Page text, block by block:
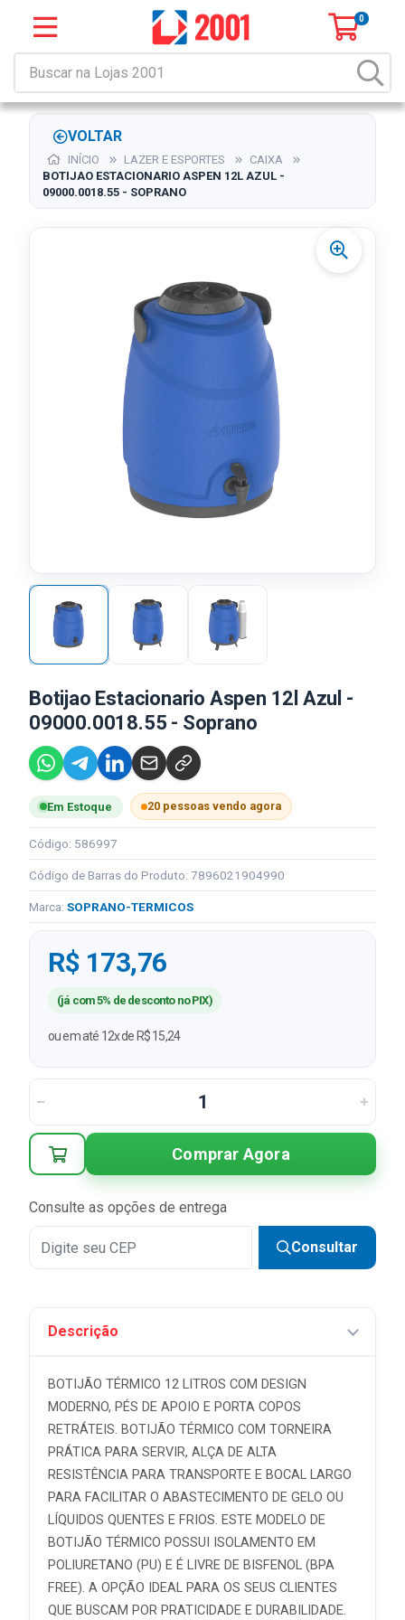
0
VOLTAR
INÍCIO LAZER E ESPORTES
CAIXA
BOTIJAO ESTACIONARIO ASPEN 12L AZUL -
09000.0018.55 - SOPRANO
Botijao Estacionario Aspen 12l Azul -
09000.0018.55 - Soprano
Em Estoque 20 pessoas vendo agora
Código: 586997
Código de Barras do Produto: 7896021904990
Marca: SOPRANO-TERMICOS
R$ 173,76
(já com 5% de desconto no PIX)
ou em até 12x de R$ 15,24
Comprar Agora
Consulte as opções de entrega
Consultar
Descrição
BOTIJÃO TÉRMICO 12 LITROS COM DESIGN
MODERNO, PÉS DE APOIO E PORTA COPOS
RETRÁTEIS. BOTIJÃO TÉRMICO COM TORNEIRA
PRÁTICA PARA SERVIR, ALÇA DE ALTA
RESISTÊNCIA PARA TRANSPORTE E BOCAL LARGO
PARA FACILITAR O ABASTECIMENTO DE GELO OU
LÍQUIDOS QUENTES E FRIOS. ESTE MODELO DE
BOTIJÃO TÉRMICO POSSUI ISOLAMENTO EM
POLIURETANO (PU) E É LIVRE DE BISFENOL (BPA
FREE). A OPÇÃO IDEAL PARA OS SEUS CLIENTES
QUE BUSCAM POR PRATICIDADE E DURABILIDADE.